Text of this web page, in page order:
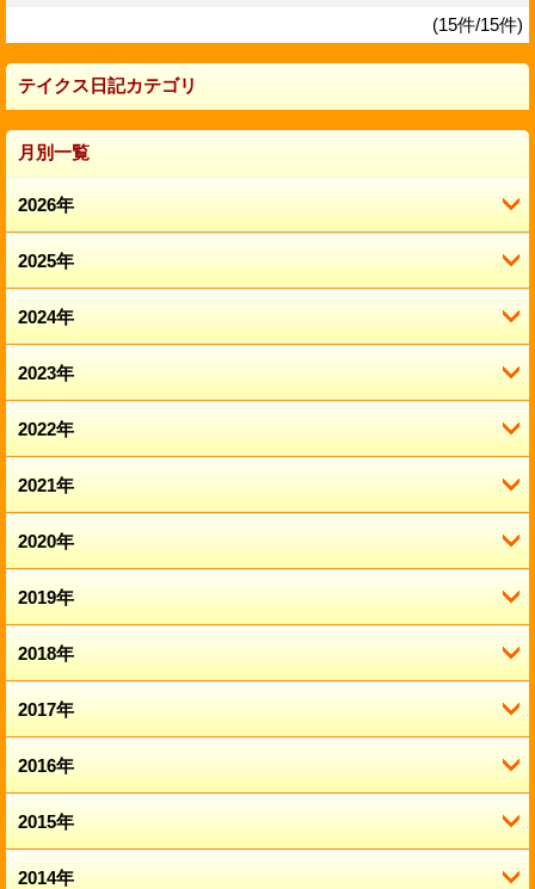
(15件/15件)
テイクス日記カテゴリ
月別一覧
2026年
8月 (1)
7月 (3)
6月 (2)
5月 (2)
4月 (3)
3月 (1)
2月 (3)
1月 (2)
2025年
12月 (2)
11月 (1)
10月 (1)
9月 (1)
8月 (3)
6月 (1)
5月 (2)
4月 (3)
3月 (2)
2月 (2)
1月 (5)
2024年
12月 (4)
11月 (2)
10月 (2)
8月 (2)
7月 (1)
6月 (2)
5月 (3)
3月 (2)
2月 (2)
1月 (2)
2023年
12月 (2)
11月 (4)
10月 (5)
9月 (2)
8月 (1)
7月 (1)
6月 (1)
4月 (2)
3月 (1)
2022年
12月 (6)
11月 (5)
10月 (2)
9月 (3)
8月 (3)
7月 (3)
6月 (2)
5月 (3)
2021年
12月 (5)
11月 (2)
10月 (4)
9月 (4)
8月 (7)
7月 (5)
6月 (7)
2020年
12月 (7)
11月 (6)
10月 (5)
9月 (7)
8月 (9)
7月 (10)
2019年
12月 (14)
11月 (9)
10月 (13)
9月 (8)
8月 (7)
2018年
12月 (14)
11月 (12)
10月 (9)
9月 (7)
2017年
12月 (15)
11月 (14)
10月 (16)
2016年
12月 (15)
11月 (16)
2015年
12月 (19)
2014年